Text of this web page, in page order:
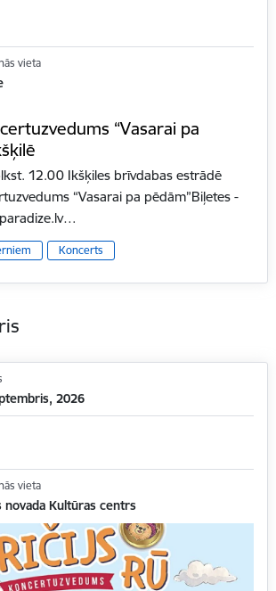
vieta
“Vasarai pa
12.00 Ikšķiles brīvdabas estrādē
“Vasarai pa pēdām”Biļetes -
Koncerts
2026
vieta
novada Kultūras centrs